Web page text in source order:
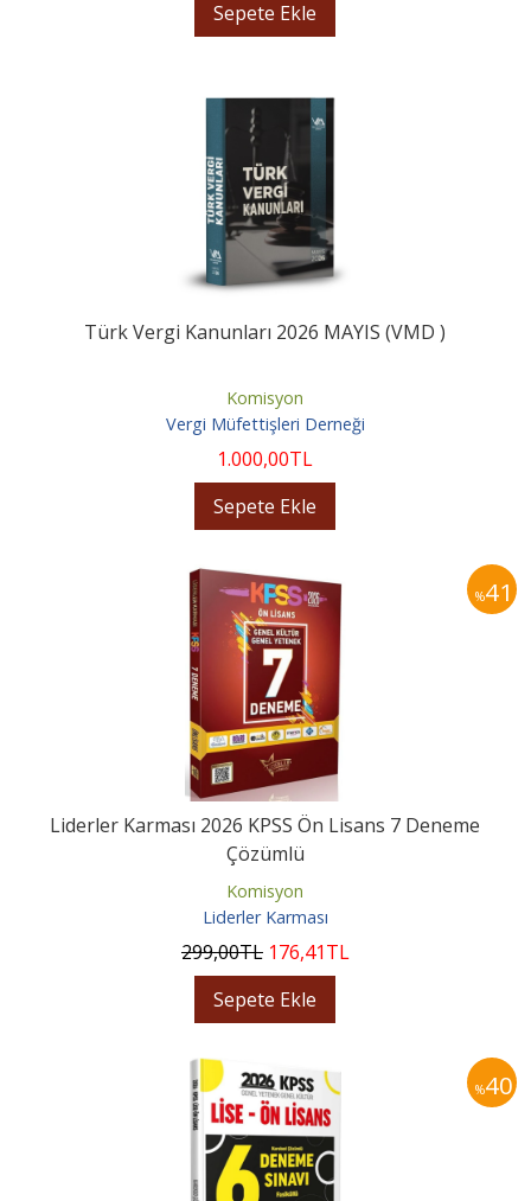
Sepete Ekle
Türk Vergi Kanunları 2026 MAYIS (VMD )
Komisyon
Vergi Müfettişleri Derneği
1.000,00TL
Sepete Ekle
%41
Liderler Karması 2026 KPSS Ön Lisans 7 Deneme
Çözümlü
Komisyon
Liderler Karması
299,00TL 176,41TL
Sepete Ekle
%40